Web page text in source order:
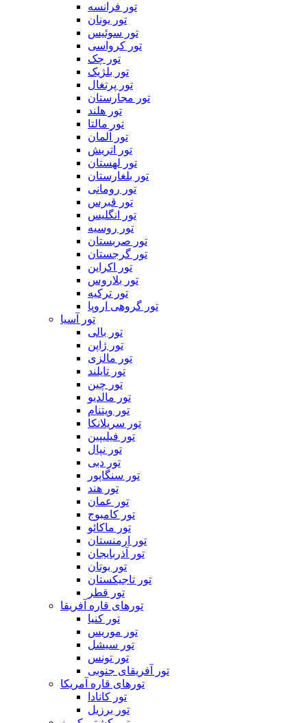
تور فرانسه
تور یونان
تور سوئیس
تور کرواسی
تور چک
تور بلژیک
تور پرتغال
تور مجارستان
تور هلند
تور مالتا
تور آلمان
تور اتریش
تور لهستان
تور بلغارستان
تور رومانی
تور قبرس
تور انگلیس
تور روسیه
تور صربستان
تور گرجستان
تور اکراین
تور بلاروس
تور ترکیه
تور گروهی اروپا
تور آسیا
تور بالی
تور ژاپن
تور مالزی
تور تایلند
تور چین
تور مالدیو
تور ویتنام
تور سریلانکا
تور فیلیپین
تور نپال
تور دبی
تور سنگاپور
تور هند
تور عمان
تور کامبوج
تور ماکائو
تور ارمنستان
تور آذربایجان
تور بوتان
تور تاجیکستان
تور قطر
تورهای قاره آفریقا
تور کنیا
تور موریس
تور سیشل
تور تونس
تور آفریقای جنوبی
تورهای قاره آمریکا
تور کانادا
تور برزیل